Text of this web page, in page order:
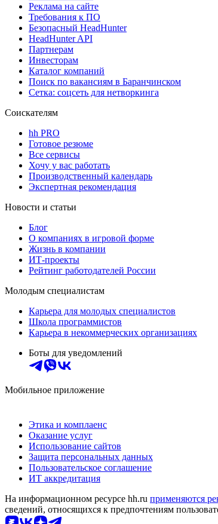
Реклама на сайте
Требования к ПО
Безопасный HeadHunter
HeadHunter API
Партнерам
Инвесторам
Каталог компаний
Поиск по вакансиям в Баранчинском
Сетка: соцсеть для нетворкинга
Соискателям
hh PRO
Готовое резюме
Все сервисы
Хочу у вас работать
Производственный календарь
Экспертная рекомендация
Новости и статьи
Блог
О компаниях в игровой форме
Жизнь в компании
ИТ-проекты
Рейтинг работодателей России
Молодым специалистам
Карьера для молодых специалистов
Школа программистов
Карьера в некоммерческих организациях
Боты для уведомлений
Мобильное приложение
Этика и комплаенс
Оказание услуг
Использование сайтов
Защита персональных данных
Пользовательское соглашение
ИТ аккредитация
На информационном ресурсе hh.ru применяются
сведений, относящихся к предпочтениям